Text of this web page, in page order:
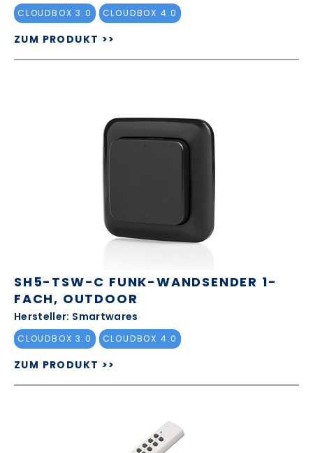
CLOUDBOX 3.0 CLOUDBOX 4.0
ZUM PRODUKT >>
SH5-TSW-C FUNK-WANDSENDER 1-
FACH, OUTDOOR
Hersteller: Smartwares
CLOUDBOX 3.0 CLOUDBOX 4.0
ZUM PRODUKT >>